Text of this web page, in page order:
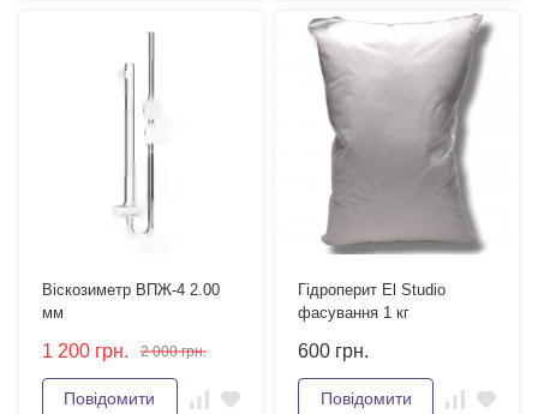
Віскозиметр ВПЖ-4 2.00
мм
1 200 грн. 2 000 грн.
Повідомити
Гідроперит El Studio
фасування 1 кг
600 грн.
Повідомити